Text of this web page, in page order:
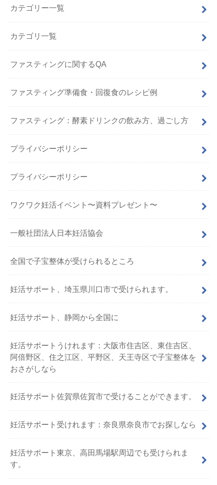
カテゴリー一覧
カテゴリ一覧
ファスティングに関するQA
ファスティング準備食・回復食のレシピ例
ファスティング：酵素ドリンクの飲み方、過ごし方
プライバシーポリシー
プライバシーポリシー
ワクワク妊活イベント〜資料プレゼント〜
一般社団法人日本妊活協会
全国で子宝整体が受けられるところ
妊活サポート、埼玉県川口市で受けられます。
妊活サポート、静岡から全国に
妊活サポートうけれます：大阪市住吉区、東住吉区、
阿倍野区、住之江区、平野区、天王寺区で子宝整体を
おさがしなら
妊活サポート佐賀県佐賀市で受けることができます。
妊活サポート受けれます：奈良県奈良市でお探しなら
妊活サポート東京、高田馬場駅周辺でも受けられま
す。